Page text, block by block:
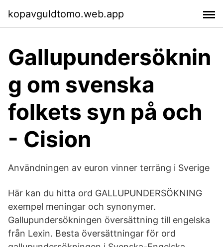
kopavguldtomo.web.app
Gallupundersöknin
g om svenska
folkets syn på och
- Cision
Användningen av euron vinner terräng i Sverige
Här kan du hitta ord GALLUPUNDERSÖKNING
exempel meningar och synonymer.
Gallupundersökningen översättning till engelska
från Lexin. Besta översättningar för ord